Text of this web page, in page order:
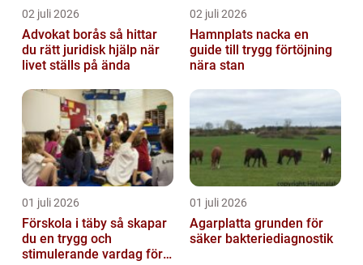
02 juli 2026
Advokat borås så hittar
du rätt juridisk hjälp när
livet ställs på ända
02 juli 2026
Hamnplats nacka en
guide till trygg förtöjning
nära stan
01 juli 2026
Förskola i täby så skapar
du en trygg och
stimulerande vardag för
01 juli 2026
Agarplatta grunden för
säker bakteriediagnostik